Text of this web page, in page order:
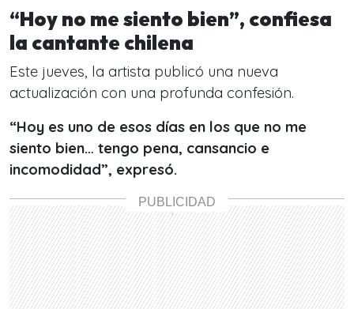
“Hoy no me siento bien”, confiesa
la cantante chilena
Este jueves, la artista publicó una nueva
actualización con una profunda confesión.
“Hoy es uno de esos días en los que no me
siento bien… tengo pena, cansancio e
incomodidad”, expresó.